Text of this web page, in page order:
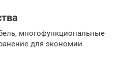
многофункциональные
для экономии